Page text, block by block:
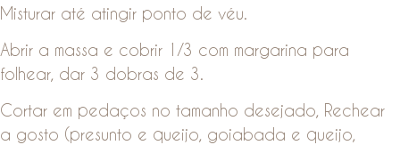
Misturar até atingir ponto de véu.
Abrir a massa e cobrir 1/3 com margarina para
folhear, dar 3 dobras de 3.
Cortar em pedaços no tamanho desejado, Rechear
a gosto (presunto e queijo, goiabada e queijo,